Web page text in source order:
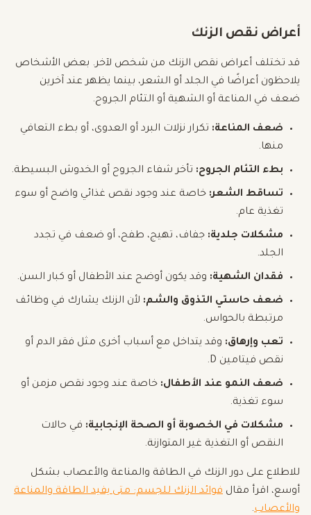
أعراض نقص الزنك
قد تختلف أعراض نقص الزنك من شخص لآخر. بعض الأشخاص
يلاحظون أعراضًا في الجلد أو الشعر، بينما يظهر عند آخرين
ضعف في المناعة أو الشهية أو التئام الجروح.
ضعف المناعة: تكرار نزلات البرد أو العدوى، أو بطء التعافي
منها.
بطء التئام الجروح: تأخر شفاء الجروح أو الخدوش البسيطة.
تساقط الشعر: خاصة عند وجود نقص غذائي واضح أو سوء
تغذية عام.
مشكلات جلدية: جفاف، تهيج، طفح، أو ضعف في تجدد
الجلد.
فقدان الشهية: وقد يكون أوضح عند الأطفال أو كبار السن.
ضعف حاستي التذوق والشم: لأن الزنك يشارك في وظائف
مرتبطة بالحواس.
تعب وإرهاق: وقد يتداخل مع أسباب أخرى مثل فقر الدم أو
نقص فيتامين D.
ضعف النمو عند الأطفال: خاصة عند وجود نقص مزمن أو
سوء تغذية.
مشكلات في الخصوبة أو الصحة الإنجابية: في حالات
النقص أو التغذية غير المتوازنة.
للاطلاع على دور الزنك في الطاقة والمناعة والأعصاب بشكل
أوسع، اقرأ مقال فوائد الزنك للجسم: متى يفيد الطاقة والمناعة
والأعصاب.